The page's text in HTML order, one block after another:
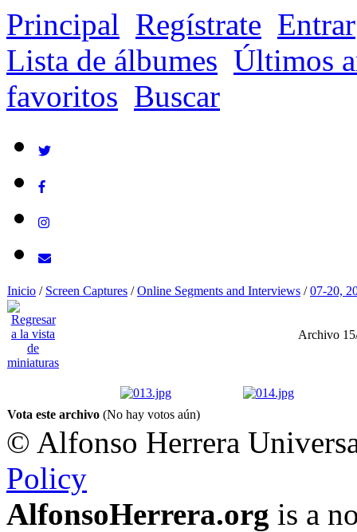
Principal Regístrate Entrar
Lista de álbumes Últimos
favoritos Buscar
Inicio / Screen Captures /Online Segments and Interviews /07-20,
Archivo
Vota este archivo (No hay votos aún)
© Alfonso Herrera
Policy
AlfonsoHerrera.org is a